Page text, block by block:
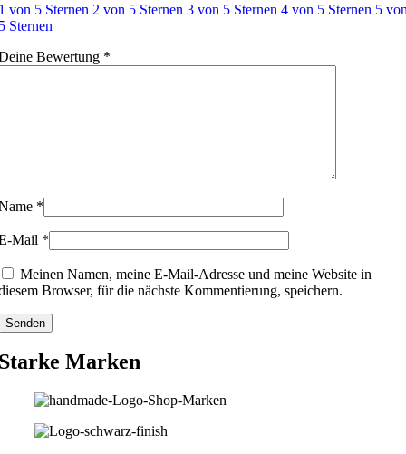
von 5 Sternen 2 von 5 Sternen 3 von 5 Sternen 4 von 5 Sternen 5
Sternen
Bewertung *
*
Mail *
Meinen Namen, meine E-Mail-Adresse und meine Website in
Browser, für die nächste Kommentierung, speichern.
Marken